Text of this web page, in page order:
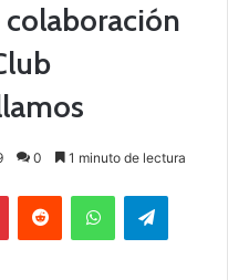
0 1 minuto de lectura